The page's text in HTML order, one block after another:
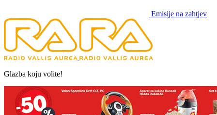
Emisije na zahtjev
Glazba koju volite!